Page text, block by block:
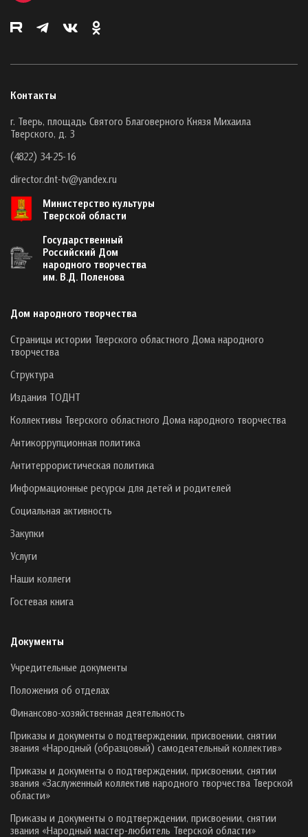
Контакты
г. Тверь, площадь Святого Благоверного Князя Михаила
Тверского, д. 3
(4822) 34-25-16
director.dnt-tv@yandex.ru
Министерство культуры
Тверской области
Государственный
Российский Дом
народного творчества
им. В.Д. Поленова
Дом народного творчества
Страницы истории Тверского областного Дома народного
творчества
Структура
Издания ТОДНТ
Коллективы Тверского областного Дома народного творчества
Антикоррупционная политика
Антитеррористическая политика
Информационные ресурсы для детей и родителей
Социальная активность
Закупки
Услуги
Наши коллеги
Гостевая книга
Документы
Учредительные документы
Положения об отделах
Финансово-хозяйственная деятельность
Приказы и документы о подтверждении, присвоении, снятии
звания «Народный (образцовый) самодеятельный коллектив»
Приказы и документы о подтверждении, присвоении, снятии
звания «Заслуженный коллектив народного творчества Тверской
области»
Приказы и документы о подтверждении, присвоении, снятии
звания «Народный мастер-любитель Тверской области»